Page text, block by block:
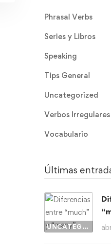
Phrasal Verbs
Series y Libros
Speaking
Tips General
Uncategorized
Verbos Irregulares
Vocabulario
Últimas
UNCATEGORIZED